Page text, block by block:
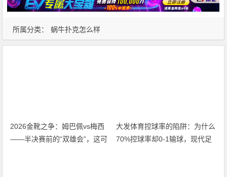
所属分类： 蜗牛扑克怎么样
2026金靴之争：姆巴佩vs梅西
——半决赛前的“双雄会”，这可
大发体育控球率的陷阱：为什么
70%控球率却0-1输球，现代足